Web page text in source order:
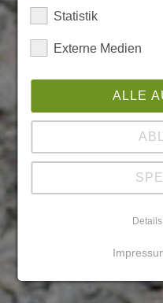
Statistik
Externe Medien
ALLE